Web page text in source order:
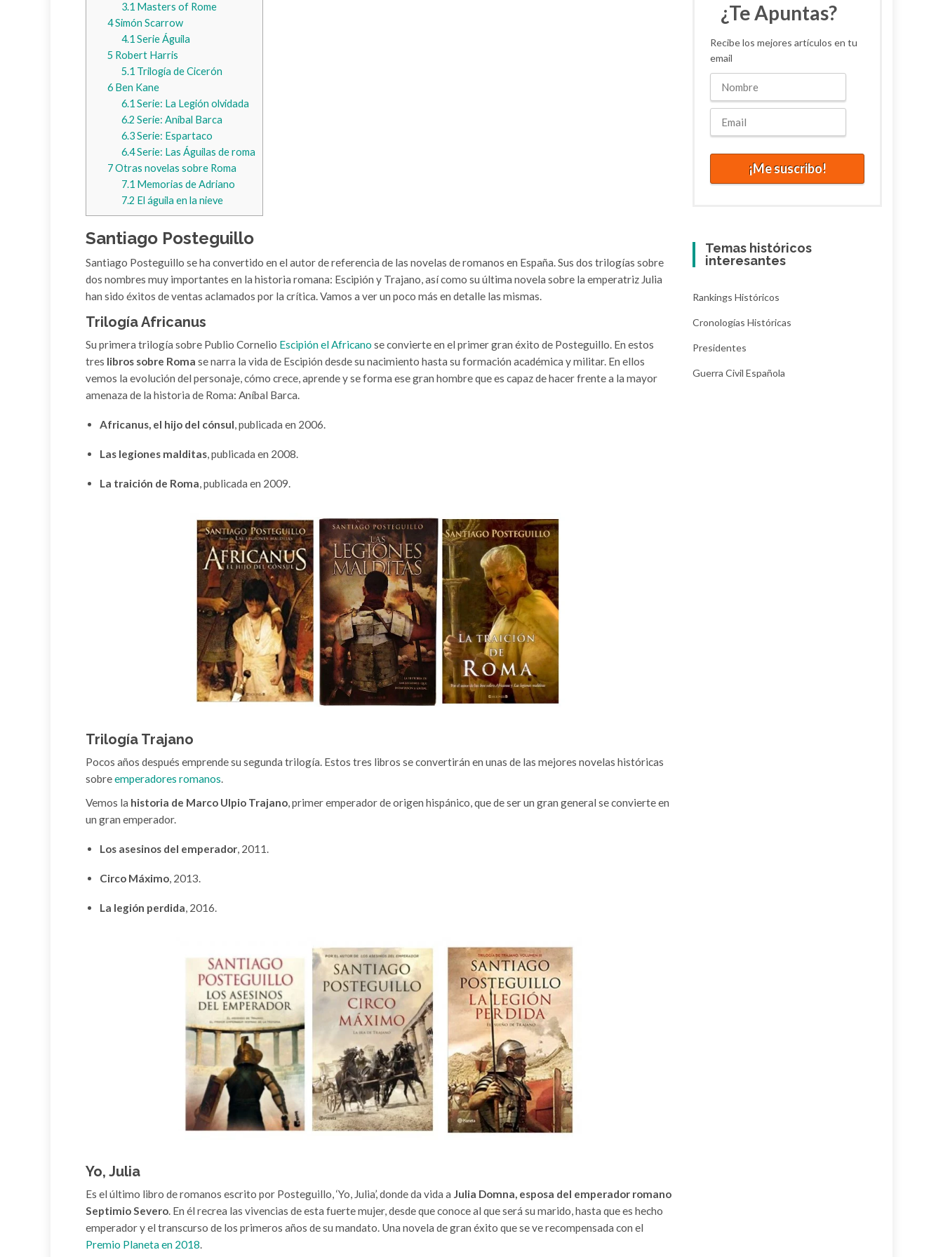
3.1 Masters of Rome
4Simón Scarrow
4.1 Serie Águila
5 Robert Harris
5.1 Trilogía de Cicerón
6 Ben Kane
6.1 Serie: La Legión olvidada
6.2 Serie: Aníbal Barca
6.3Serie: Espartaco
6.4Serie: Las Águilas de roma
7Otras novelas sobre Roma
7.1 Memorias de Adriano
7.2 El águila en la nieve
Santiago Posteguillo
Santiago Posteguillo se ha convertido en el autor de referencia de las novelas de romanos en España. Sus dos trilogías sobre
dos nombres muy importantes en la historia romana: Escipión y Trajano, así como su última novela sobre la emperatriz Julia
han sido éxitos de ventas aclamados por la crítica. Vamos a ver un poco más en detalle las mismas.
Trilogía Africanus
Su primera trilogía sobre Publio Cornelio Escipión el Africano se convierte en el primer gran éxito de Posteguillo. En estos
tres libros sobre Roma se narra la vida de Escipión desde su nacimiento hasta su formación académica y militar. En ellos
vemos la evolución del personaje, cómo crece, aprende y se forma ese gran hombre que es capaz de hacer frente a la mayor
amenaza de la historia de Roma: Aníbal Barca.
Africanus, el hijo del cónsul, publicada en 2006.
Las legiones malditas, publicada en 2008.
La traición de Roma, publicada en 2009.
Trilogía Trajano
Pocos años después emprende su segunda trilogía. Estos tres libros se convertirán en unas de las mejores novelas históricas
sobreemperadores romanos.
Vemos la historia de Marco Ulpio Trajano, primer emperador de origen hispánico, que de ser un gran general se convierte en
un gran emperador.
Los asesinos del emperador, 2011.
Circo Máximo, 2013.
La legión perdida, 2016.
Yo, Julia
Es el último libro de romanos escrito por Posteguillo, ‘Yo, Julia’, donde da vida a Julia Domna, esposa del emperador romano
Septimio Severo. En él recrea las vivencias de esta fuerte mujer, desde que conoce al que será su marido, hasta que es hecho
emperador y el transcurso de los primeros años de su mandato. Una novela de gran éxito que se ve recompensada con el
Premio Planeta en 2018.
¿Te Apuntas?
Recibe los mejores artículos en tu
email
Temas históricos
interesantes
Rankings Históricos
Cronologías Históricas
Presidentes
Guerra Civil Española